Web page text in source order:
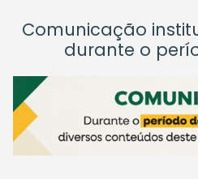
Comunicação
durante o